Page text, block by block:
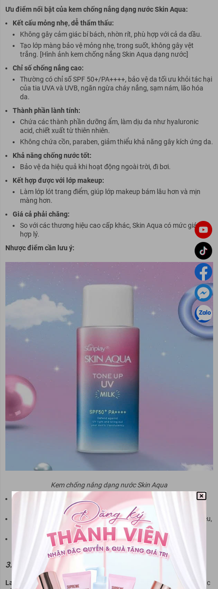
Ưu điểm nổi bật của kem chống nắng dạng nước Skin Aqua:
Kết cấu mỏng nhẹ, dễ thẩm thấu:
Không gây cảm giác bí bách, nhờn rít, phù hợp với cả da dầu.
Tạo lớp màng bảo vệ mỏng nhẹ, trong suốt, không gây vệt
trắng. [Hình ảnh kem chống nắng Skin Aqua dạng nước]
Chỉ số chống nắng cao:
Thường có chỉ số SPF 50+/PA++++, bảo vệ da tối ưu khỏi tác hại
của tia UVA và UVB, ngăn ngừa cháy nắng, sạm nám, lão hóa
da.
Thành phần lành tính:
Chứa các thành phần dưỡng ẩm, làm dịu da như hyaluronic
acid, chiết xuất từ thiên nhiên.
Không chứa cồn, paraben, giảm thiểu khả năng gây kích ứng da.
Khả năng chống nước tốt:
Bảo vệ da hiệu quả khi hoạt động ngoài trời, đi bơi.
Kết hợp được với lớp makeup:
Làm lớp lót trang điểm, giúp lớp makeup bám lâu hơn và mịn
màng hơn.
Giá cả phải chăng:
So với các thương hiệu cao cấp khác, Skin Aqua có mức giá khá
hợp lý.
Nhược điểm cần lưu ý:
Kem chống nắng dạng nước Skin Aqua
Có thể gây bóng nhờn:
Một số dòng sản phẩm Skin Aqua có thể
gây bóng nhờn nhẹ, đặc biệt khi thoa quá nhiều.
Khả năng kiềm dầu chưa thực sự nổi bật:Với làn da dầu rất nhiều,
bạn có thể cần thêm phấn phủ để kiểm soát dầu.
Mùi hương:Một số người có thể cảm thấy mùi hương của sản
phẩm không dễ chịu.
3.4. Kem chống nắng dạng nước La Roche Posay
La Roche-Posay
là một thương hiệu dược mỹ phẩm nổi tiếng với các